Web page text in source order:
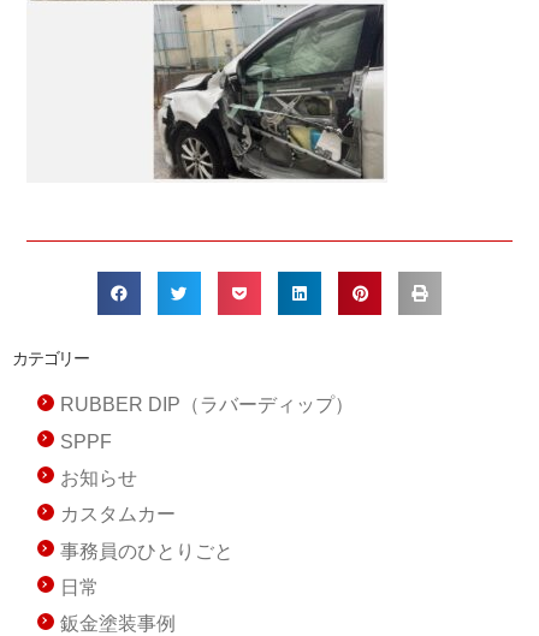
カテゴリー
RUBBER DIP（ラバーディップ）
SPPF
お知らせ
カスタムカー
事務員のひとりごと
日常
鈑金塗装事例